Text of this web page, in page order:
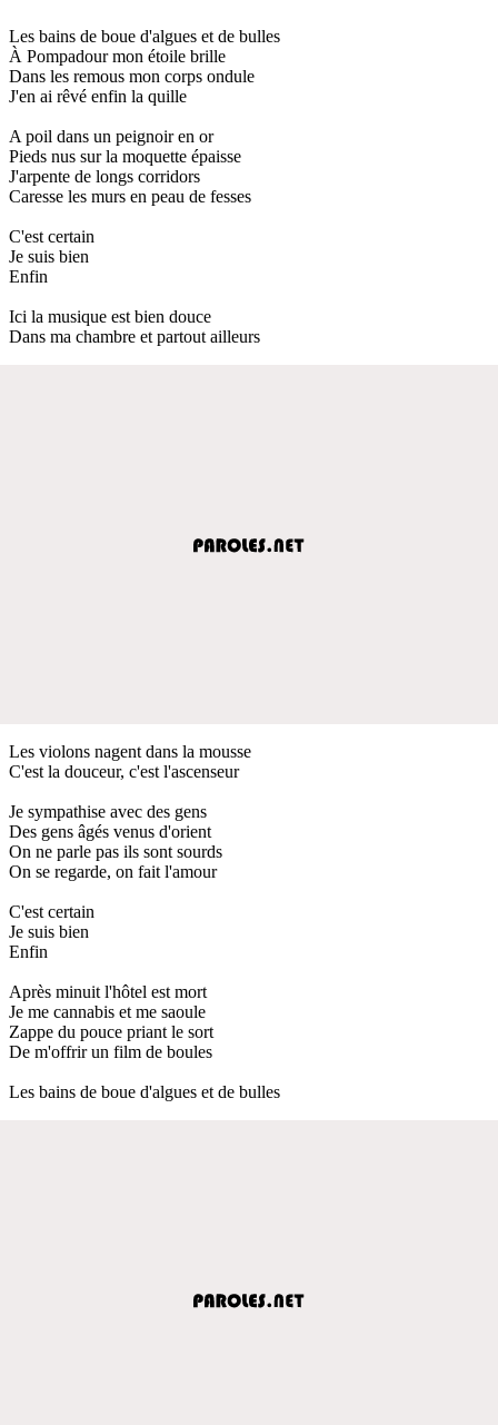
Les bains de boue d'algues et de bulles
À Pompadour mon étoile brille
Dans les remous mon corps ondule
J'en ai rêvé enfin la quille
A poil dans un peignoir en or
Pieds nus sur la moquette épaisse
J'arpente de longs corridors
Caresse les murs en peau de fesses
C'est certain
Je suis bien
Enfin
Ici la musique est bien douce
Dans ma chambre et partout ailleurs
Les violons nagent dans la mousse
C'est la douceur, c'est l'ascenseur
Je sympathise avec des gens
Des gens âgés venus d'orient
On ne parle pas ils sont sourds
On se regarde, on fait l'amour
C'est certain
Je suis bien
Enfin
Après minuit l'hôtel est mort
Je me cannabis et me saoule
Zappe du pouce priant le sort
De m'offrir un film de boules
Les bains de boue d'algues et de bulles